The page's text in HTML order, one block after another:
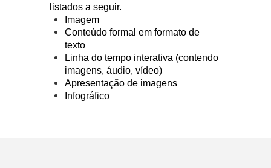
listados a seguir.
Imagem
Conteúdo formal em formato de
texto
Linha do tempo interativa (contendo
imagens, áudio, vídeo)
Apresentação de imagens
Infográfico